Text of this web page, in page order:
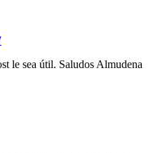
le sea útil. Saludos Almudena